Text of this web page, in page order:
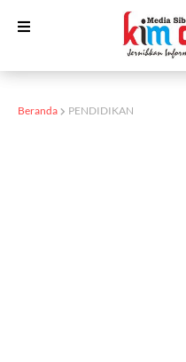
Beranda PENDIDIKAN